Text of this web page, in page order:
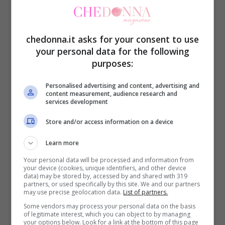
Era il 2 giugno del 1742 quando a Firenze,
precisamente in Via San Cristofano in zona
Santa Croce, venne ritrovato il cadavere
sgozzato di una prostituta di nome
Mariuccia. La polizia dell’epoca non
avendo molti elementi per indagare si
misero a controllare i banchi dei pegni
della città e in breve tempo, il vestito della
malcapitata arrivò venne trovato. Dal
banco dei pegni, risalirono alle persona
che portò l’abito, un barbiere della zona di
Via Romana, Antonio di Vittorio Giani. Il
giovane di 22 anni, venne arrestato e
chedonna.it asks for your consent to use
your personal data for the following
purposes:
Personalised advertising and content, advertising and
content measurement, audience research and
services development
Store and/or access information on a device
Learn more
Your personal data will be processed and information from
your device (cookies, unique identifiers, and other device
data) may be stored by, accessed by and shared with 319
partners, or used specifically by this site. We and our partners
may use precise geolocation data. List of partners.
Some vendors may process your personal data on the basis
of legitimate interest, which you can object to by managing
your options below. Look for a link at the bottom of this page